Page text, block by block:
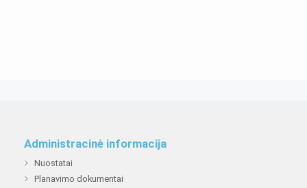
Administracinė informacija
Nuostatai
Planavimo dokumentai